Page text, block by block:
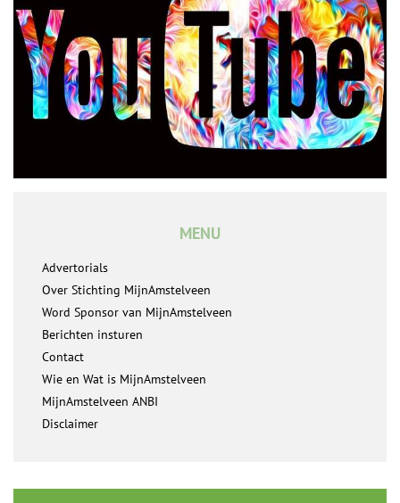
MENU
Advertorials
Over Stichting MijnAmstelveen
Word Sponsor van MijnAmstelveen
Berichten insturen
Contact
Wie en Wat is MijnAmstelveen
MijnAmstelveen ANBI
Disclaimer